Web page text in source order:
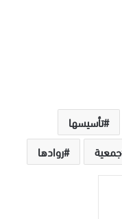
تأسيسها
جمعية روادها